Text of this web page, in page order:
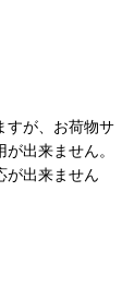
すが、お荷物サ
出来ません。
が出来ません